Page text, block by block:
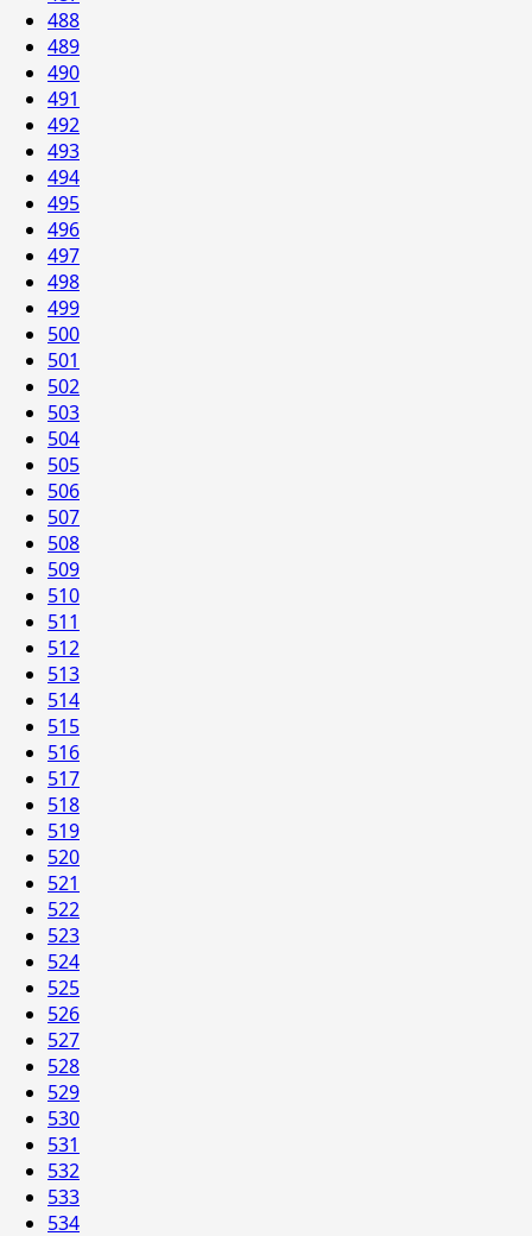
488
489
490
491
492
493
494
495
496
497
498
499
500
501
502
503
504
505
506
507
508
509
510
511
512
513
514
515
516
517
518
519
520
521
522
523
524
525
526
527
528
529
530
531
532
533
534